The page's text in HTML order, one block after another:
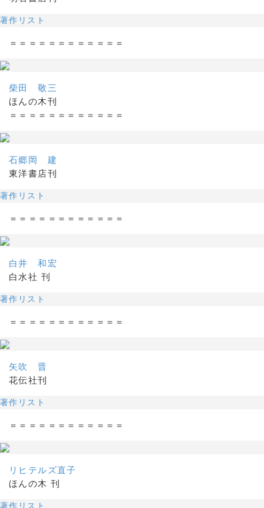
著作リスト
＝＝＝＝＝＝＝＝＝＝＝＝
柴田 敬三
ほんの木刊
＝＝＝＝＝＝＝＝＝＝＝＝
石郷岡 建
東洋書店刊
著作リスト
＝＝＝＝＝＝＝＝＝＝＝＝
白井 和宏
白水社 刊
著作リスト
＝＝＝＝＝＝＝＝＝＝＝＝
矢吹 晋
花伝社刊
著作リスト
＝＝＝＝＝＝＝＝＝＝＝＝
リヒテルズ直子
ほんの木 刊
著作リスト